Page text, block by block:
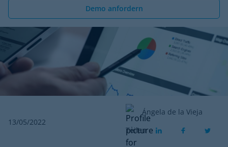
Demo anfordern
13/05/2022
Ángela de la Vieja
Teilen